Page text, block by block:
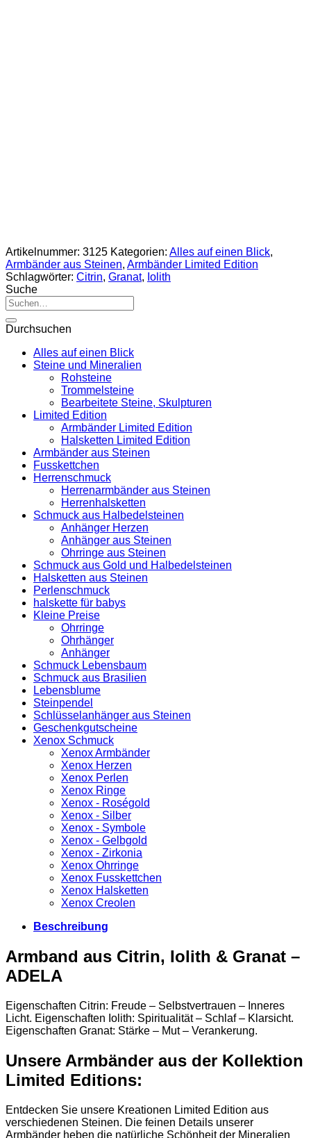
Artikelnummer: 3125 Kategorien: Alles auf einen Blick,
Armbänder aus Steinen, Armbänder Limited Edition
Schlagwörter: Citrin, Granat, Iolith
Suche
Suche
nach:
Durchsuchen
Alles auf einen Blick
Steine und Mineralien
Rohsteine
Trommelsteine
Bearbeitete Steine, Skulpturen
Limited Edition
Armbänder Limited Edition
Halsketten Limited Edition
Armbänder aus Steinen
Fusskettchen
Herrenschmuck
Herrenarmbänder aus Steinen
Herrenhalsketten
Schmuck aus Halbedelsteinen
Anhänger Herzen
Anhänger aus Steinen
Ohrringe aus Steinen
Schmuck aus Gold und Halbedelsteinen
Halsketten aus Steinen
Perlenschmuck
halskette für babys
Kleine Preise
Ohrringe
Ohrhänger
Anhänger
Schmuck Lebensbaum
Schmuck aus Brasilien
Lebensblume
Steinpendel
Schlüsselanhänger aus Steinen
Geschenkgutscheine
Xenox Schmuck
Xenox Armbänder
Xenox Herzen
Xenox Perlen
Xenox Ringe
Xenox - Roségold
Xenox - Silber
Xenox - Symbole
Xenox - Gelbgold
Xenox - Zirkonia
Xenox Ohrringe
Xenox Fusskettchen
Xenox Halsketten
Xenox Creolen
Beschreibung
Armband aus Citrin, Iolith & Granat –
ADELA
Eigenschaften Citrin: Freude – Selbstvertrauen – Inneres
Licht. Eigenschaften Iolith: Spiritualität – Schlaf – Klarsicht.
Eigenschaften Granat: Stärke – Mut – Verankerung.
Unsere Armbänder aus der Kollektion
Limited Editions:
Entdecken Sie unsere Kreationen Limited Edition aus
verschiedenen Steinen. Die feinen Details unserer
Armbänder heben die natürliche Schönheit der Mineralien